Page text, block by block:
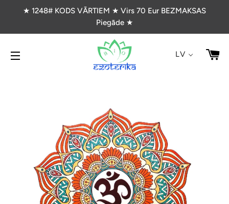
★ 1248# KODS VĀRTIEM ★ Virs 70 Eur BEZMAKSAS
Piegāde ★
VIETNES NAVIGĀCIJA
LV